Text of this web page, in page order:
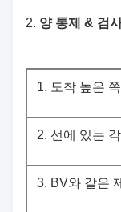
2. 양 통제 & 검
1. 도착 높은
2. 선에 있는
3. BV와 같은